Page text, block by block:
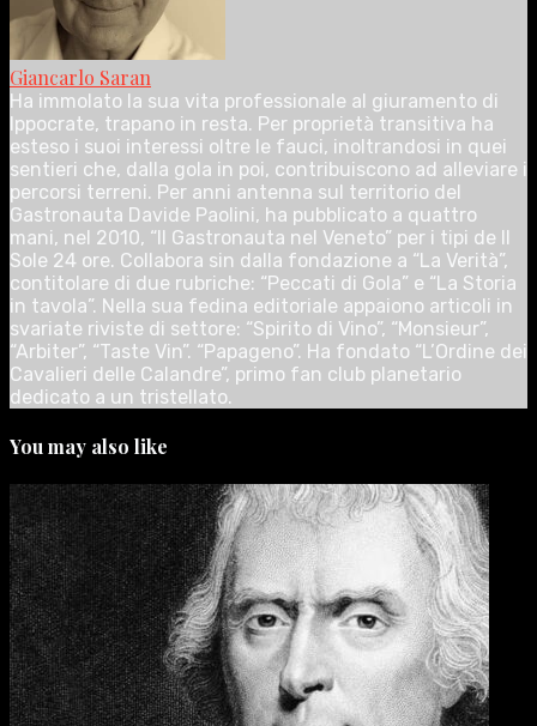
Giancarlo Saran
Ha immolato la sua vita professionale al giuramento di
Ippocrate, trapano in resta. Per proprietà transitiva ha
esteso i suoi interessi oltre le fauci, inoltrandosi in quei
sentieri che, dalla gola in poi, contribuiscono ad alleviare i
percorsi terreni. Per anni antenna sul territorio del
Gastronauta Davide Paolini, ha pubblicato a quattro
mani, nel 2010, “Il Gastronauta nel Veneto” per i tipi de Il
Sole 24 ore. Collabora sin dalla fondazione a “La Verità”,
contitolare di due rubriche: “Peccati di Gola” e “La Storia
in tavola”. Nella sua fedina editoriale appaiono articoli in
svariate riviste di settore: “Spirito di Vino”, “Monsieur”,
“Arbiter”, “Taste Vin”. “Papageno”. Ha fondato “L’Ordine dei
Cavalieri delle Calandre”, primo fan club planetario
dedicato a un tristellato.
You may also like